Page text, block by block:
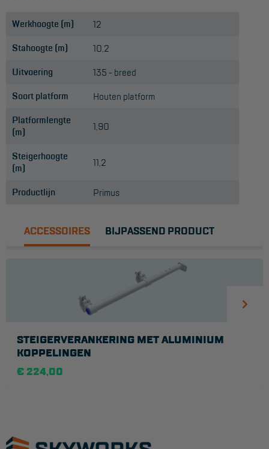
Werkhoogte (m) 12
Stahoogte (m) 10,2
Uitvoering 135 - breed
Soort platform Houten platform
Platformlengte
(m)
1,90
Steigerhoogte
(m)
11,2
Productlijn Primus
ACCESSOIRES BIJPASSEND PRODUCT
STEIGERVERANKERING MET ALUMINIUM
KOPPELINGEN
€ 224,00